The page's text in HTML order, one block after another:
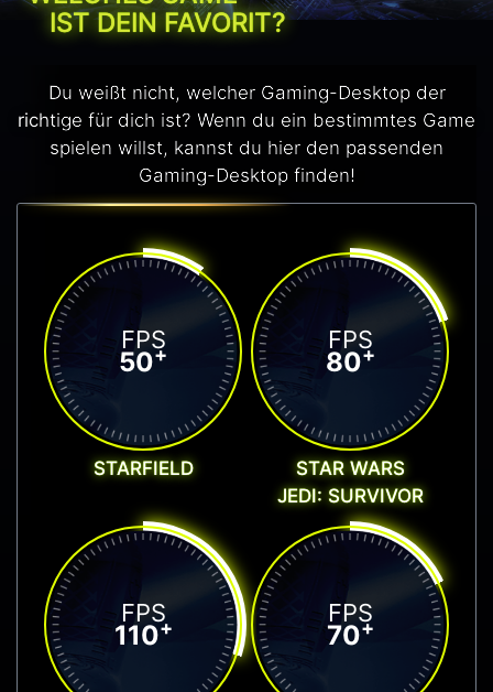
richtige für dich ist? Wenn du ein bestimmtes Game
spielen willst, kannst du hier den passenden
Gaming-Desktop finden!
50
STARFIELD
80
STAR WARS
JEDI: SURVIVOR
110 70